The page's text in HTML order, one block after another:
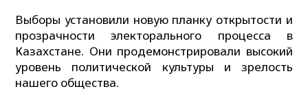
Выборы установили новую планку открытости и
прозрачности электорального процесса в
Казахстане. Они продемонстрировали высокий
уровень политической культуры и зрелость
нашего общества.